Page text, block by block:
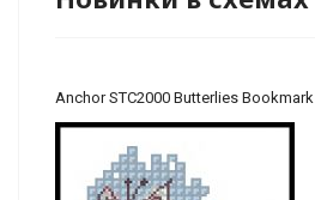
Anchor STC2000 Butterlies Bookmark